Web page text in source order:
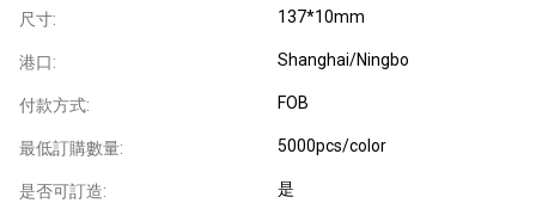
尺寸: 137*10mm
港口: Shanghai/Ningbo
付款方式: FOB
最低訂購數量: 5000pcs/color
是否可訂造: 是